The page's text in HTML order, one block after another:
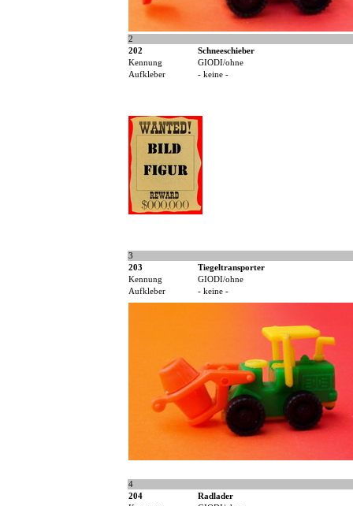
2
202
Schneeschieber
Kennung
GIODI/ohne
Aufkleber
- keine -
3
203
Tiegeltransporter
Kennung
GIODI/ohne
Aufkleber
- keine -
4
204
Radlader